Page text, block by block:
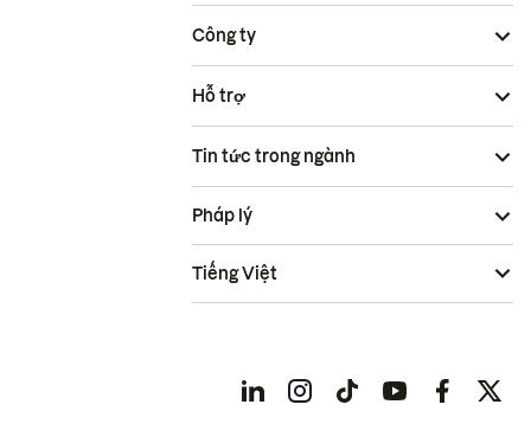
Công ty
Hỗ trợ
Tin tức trong ngành
Pháp lý
Tiếng Việt